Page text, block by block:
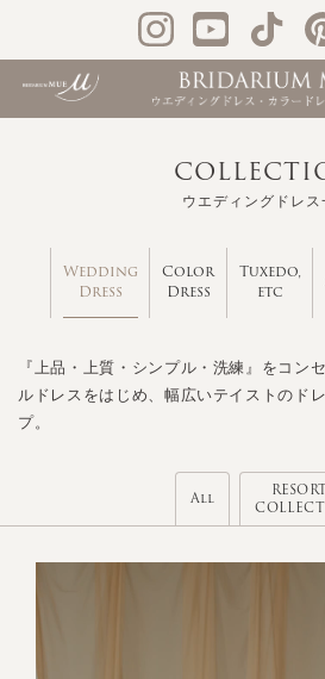
ウエディングドレス
Wedding
Dress
Color
Dress
Tuxedo,
etc
『上品・上質・シンプル・洗練』をコン
ルドレスをはじめ、幅広いテイストのド
プ。
All